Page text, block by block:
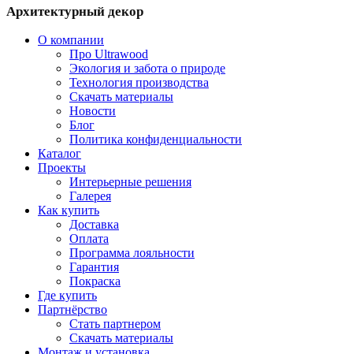
Архитектурный декор
О компании
Про Ultrawood
Экология и забота о природе
Технология производства
Скачать материалы
Новости
Блог
Политика конфиденциальности
Каталог
Проекты
Интерьерные решения
Галерея
Как купить
Доставка
Оплата
Программа лояльности
Гарантия
Покраска
Где купить
Партнёрство
Стать партнером
Скачать материалы